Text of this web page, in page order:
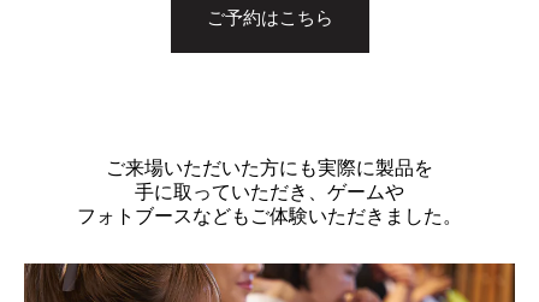
ご予約はこちら
ご来場いただいた方にも実際に製品を
手に取っていただき、ゲームや
フォトブースなどもご体験いただきました。